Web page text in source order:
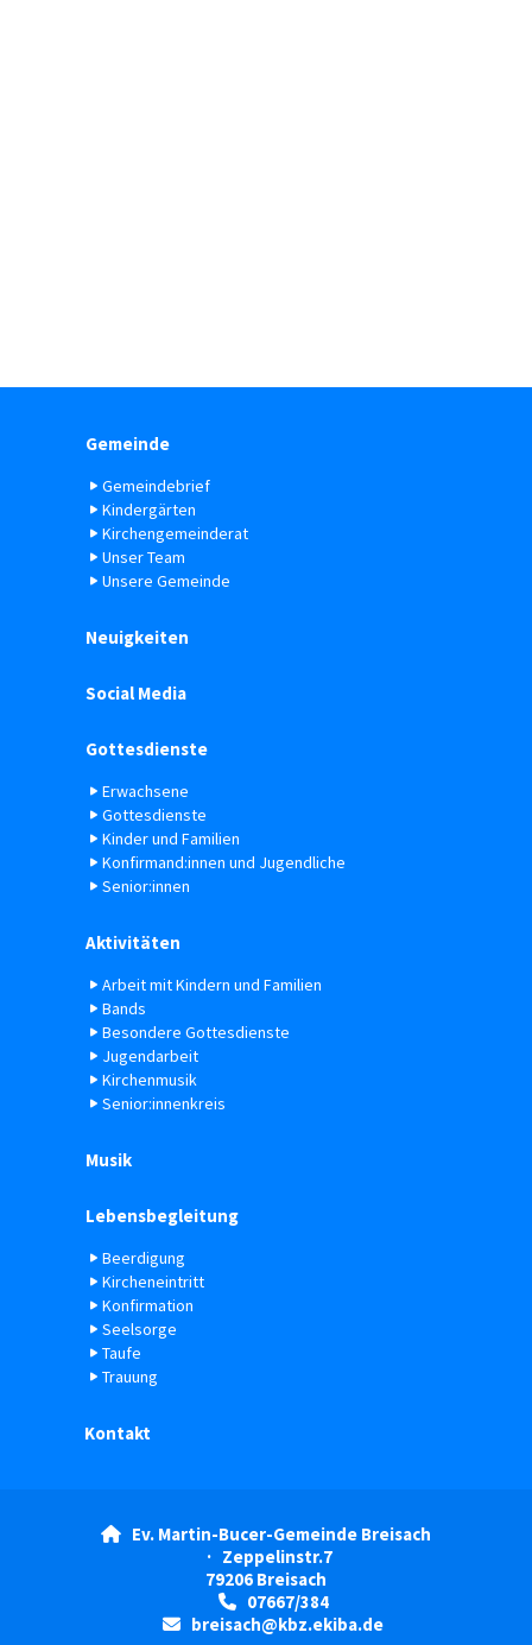
Gemeinde
Gemeindebrief
Kindergärten
Kirchengemeinderat
Unser Team
Unsere Gemeinde
Neuigkeiten
Social Media
Gottesdienste
Erwachsene
Gottesdienste
Kinder und Familien
Konfirmand:innen und Jugendliche
Senior:innen
Aktivitäten
Arbeit mit Kindern und Familien
Bands
Besondere Gottesdienste
Jugendarbeit
Kirchenmusik
Senior:innenkreis
Musik
Lebensbegleitung
Beerdigung
Kircheneintritt
Konfirmation
Seelsorge
Taufe
Trauung
Kontakt

Ev. Martin-Bucer-Gemeinde Breisach
· Zeppelinstr.7
79206 Breisach
07667/384
 breisach@kbz.ekiba.de